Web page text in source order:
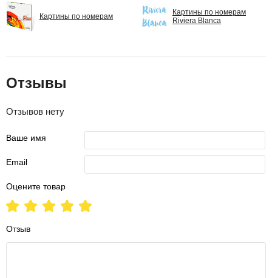
Картины по номерам
Картины по номерам
Riviera Blanca
Отзывы
Отзывов нету
Ваше имя
Email
Оцените товар
Отзыв